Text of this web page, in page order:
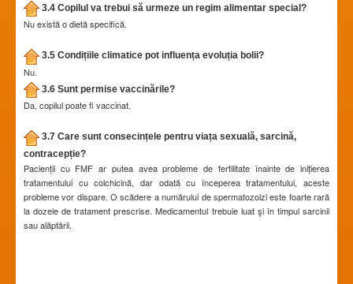
3.4 Copilul va trebui să urmeze un regim alimentar special?
Nu există o dietă specifică.
3.5 Condițiile climatice pot influența evoluția bolii?
Nu.
3.6 Sunt permise vaccinările?
Da, copilul poate fi vaccinat.
3.7 Care sunt consecințele pentru viața sexuală, sarcină,
contracepție?
Pacienții cu FMF ar putea avea probleme de fertilitate înainte de inițierea
tratamentului cu colchicină, dar odată cu începerea tratamentului, aceste
probleme vor dispare. O scădere a numărului de spermatozoizi este foarte rară
la dozele de tratament prescrise. Medicamentul trebuie luat şi în timpul sarcinii
sau alăptării.